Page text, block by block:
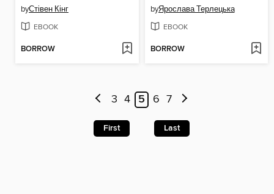
byСтівен Кінг
EBOOK
BORROW
byЯрослава Терлецька
EBOOK
BORROW
3 4 5 6 7
First Last